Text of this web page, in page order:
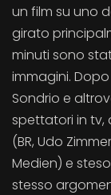
un film su uno
girato
minuti sono
immagini.
Sondrio e
spettatori in
(BR, Udo
Medien) e
stesso